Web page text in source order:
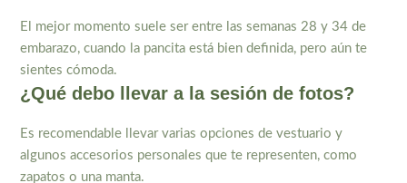
El mejor momento suele ser entre las semanas 28 y 34 de
embarazo, cuando la pancita está bien definida, pero aún te
sientes cómoda.
¿Qué debo llevar a la sesión de fotos?
Es recomendable llevar varias opciones de vestuario y
algunos accesorios personales que te representen, como
zapatos o una manta.